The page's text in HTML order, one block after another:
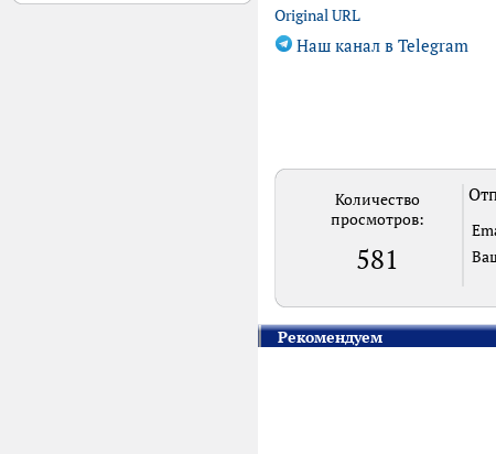
Original URL
Наш канал в Telegram
Количество
просмотров:
581
Рекомендуем